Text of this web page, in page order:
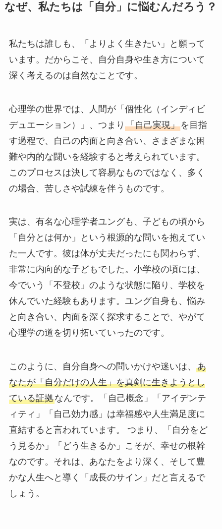
なぜ、私たちは「自分」に悩むんだろう？
私たちは誰しも、「よりよく生きたい」と願って
います。だからこそ、自分自身や生き方について
深く考えるのは自然なことです。
心理学の世界では、人間が「個性化（インディビ
デュエーション）」、つまり 「自己実現」を目指
す過程で、自己の内面と向き合い、さまざまな困
難や内的な闘いを経験すると考えられています。
このプロセスは決して容易なものではなく、多く
の場合、苦しさや試練を伴うものです。
実は、有名な心理学者ユングも、子どもの頃から
「自分とは何か」という根源的な問いを抱えてい
た一人です。彼は体が丈夫だったにも関わらず、
非常に内向的な子どもでした。小学校の頃には、
今でいう「不登校」のような状態に陥り、学校を
休んでいた経験もあります。ユング自身も、悩み
と向き合い、内面を深く探求することで、やがて
心理学の道を切り拓いていったのです。
このように、自分自身への問いかけや迷いは、 あ
なたが「自分だけの人生」を真剣に生きようとし
ている証拠なんです。「自己概念」「アイデンテ
ィティ」「自己効力感」は幸福感や人生満足度に
直結すると言われています。 つまり、「自分をど
う見るか」「どう生きるか」こそが、幸せの根幹
なのです。それは、あなたをより深く、そして豊
かな人生へと導く「成長のサイン」だと言えるで
しょう。